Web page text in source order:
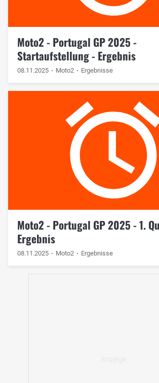
Moto2 - Portugal GP 2025 -
Startaufstellung - Ergebnis
08.11.2025 Moto2 Ergebnisse
Moto2 - Portugal GP 2025 - 1.
Ergebnis
08.11.2025 Moto2 Ergebnisse